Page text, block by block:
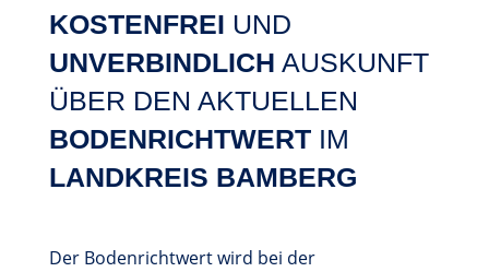
KOSTENFREI UND
UNVERBINDLICH AUSKUNFT
ÜBER DEN AKTUELLEN
BODENRICHTWERTIM
LANDKREIS BAMBERG
Der Bodenrichtwert wird bei der